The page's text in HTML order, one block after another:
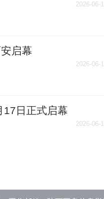
2026-06-
启幕
2026-06-
17日正式启幕
2026-06-